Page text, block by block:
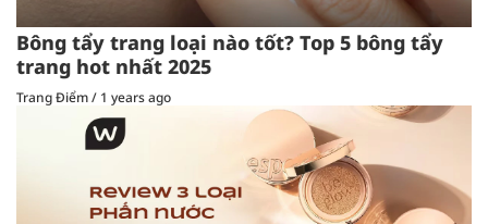
Bông tẩy trang loại nào tốt? Top 5 bông tẩy
trang hot nhất 2025
Trang Điểm/ 1 years ago